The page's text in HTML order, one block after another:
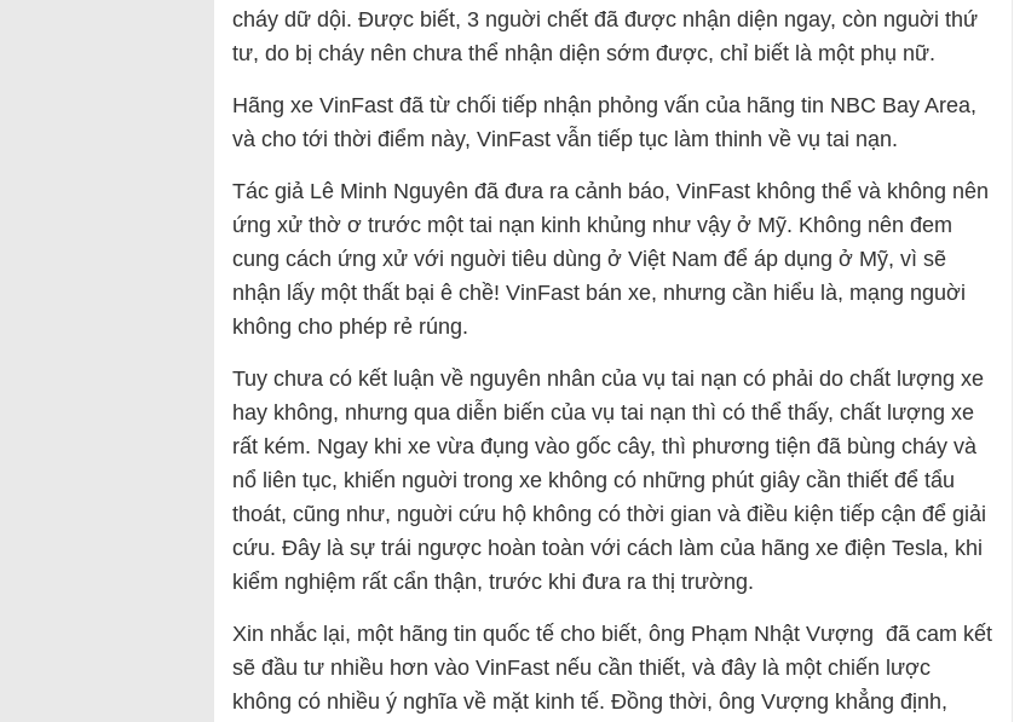
cháy dữ dội. Được biết, 3 nguời chết đã được nhận diện ngay, còn nguời thứ
tư, do bị cháy nên chưa thể nhận diện sớm được, chỉ biết là một phụ nữ.
Hãng xe VinFast đã từ chối tiếp nhận phỏng vấn của hãng tin NBC Bay Area,
và cho tới thời điểm này, VinFast vẫn tiếp tục làm thinh về vụ tai nạn.
Tác giả Lê Minh Nguyên đã đưa ra cảnh báo, VinFast không thể và không nên
ứng xử thờ ơ trước một tai nạn kinh khủng như vậy ở Mỹ. Không nên đem
cung cách ứng xử với nguời tiêu dùng ở Việt Nam để áp dụng ở Mỹ, vì sẽ
nhận lấy một thất bại ê chề! VinFast bán xe, nhưng cần hiểu là, mạng nguời
không cho phép rẻ rúng.
Tuy chưa có kết luận về nguyên nhân của vụ tai nạn có phải do chất lượng xe
hay không, nhưng qua diễn biến của vụ tai nạn thì có thể thấy, chất lượng xe
rất kém. Ngay khi xe vừa đụng vào gốc cây, thì phương tiện đã bùng cháy và
nổ liên tục, khiến nguời trong xe không có những phút giây cần thiết để tẩu
thoát, cũng như, nguời cứu hộ không có thời gian và điều kiện tiếp cận để giải
cứu. Đây là sự trái ngược hoàn toàn với cách làm của hãng xe điện Tesla, khi
kiểm nghiệm rất cẩn thận, trước khi đưa ra thị trường.
Xin nhắc lại, một hãng tin quốc tế cho biết, ông Phạm Nhật Vượng đã cam kết
sẽ đầu tư nhiều hơn vào VinFast nếu cần thiết, và đây là một chiến lược
không có nhiều ý nghĩa về mặt kinh tế. Đồng thời, ông Vượng khẳng định,